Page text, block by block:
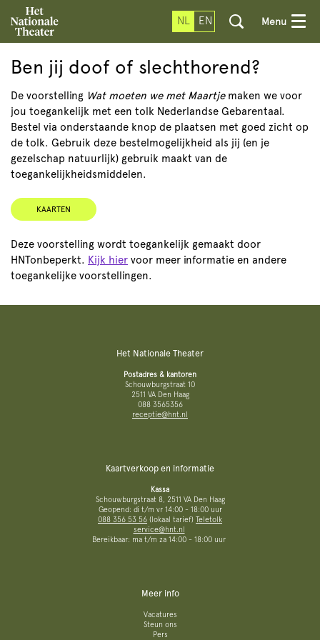
NL EN Menu
Ben jij doof of slechthorend?
De voorstelling Wat moeten we met Maartjemaken we voor
jou toegankelijk met een tolk Nederlandse Gebarentaal.
Bestel via onderstaande knop de plaatsen met goed zicht op
de tolk. Gebruik deze bestelmogelijkheid als jij (en je
gezelschap natuurlijk) gebruik maakt van de
toegankelijkheidsmiddelen.
KAARTEN
Deze voorstelling wordt toegankelijk gemaakt door
HNTonbeperkt. Kijk hier voor meer informatie en andere
toegankelijke voorstellingen.
Het Nationale Theater
Postadres & kantoren
Schouwburgstraat 10
2511 VA Den Haag
088 3565356
receptie@hnt.nl
Kaartverkoop en informatie
Kassa
Schouwburgstraat 8, 2511 VA Den Haag
Geopend: di t/m vr 14:00 - 18:00 uur
088 356 53 56 (lokaal tarief) Teletolk
service@hnt.nl
Bereikbaar: ma t/m za 14:00 - 18:00 uur
Meer info
Vacatures
Steun ons
Pers